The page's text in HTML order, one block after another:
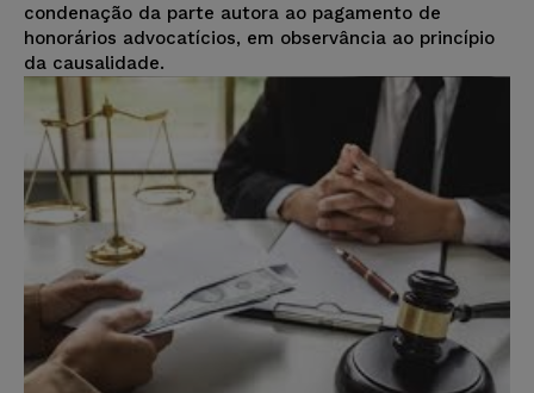
condenação da parte autora ao pagamento de
honorários advocatícios, em observância ao princípio
da causalidade.